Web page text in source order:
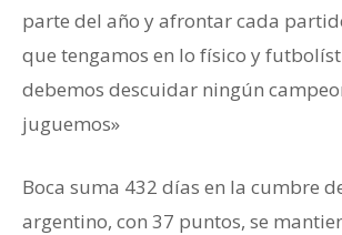
parte del año y afrontar cada
que tengamos en lo físico y
debemos descuidar ningún
juguemos»
Boca suma 432 días en la cumbre
argentino, con 37 puntos, se